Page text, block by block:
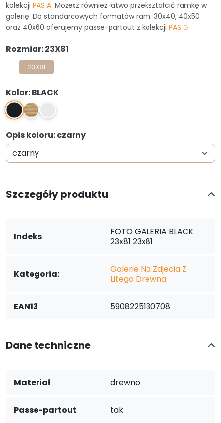
kolekcji PAS A. Możesz również łatwo przekształcić ramkę w
galerię. Do standardowych formatów ram: 30x40, 40x50
oraz 40x60 oferujemy passe-partout z kolekcji PAS G.
Rozmiar: 23X81
23X81
Kolor: BLACK
BLACKNATURAL
Opis koloru: czarny
Szczegóły produktu
Indeks
FOTO GALERIA BLACK
23x81 23x81
Kategoria:
Galerie Na Zdjecia Z
Litego Drewna
EAN13 5908225130708
Dane techniczne
Materiał drewno
Passe-partout tak